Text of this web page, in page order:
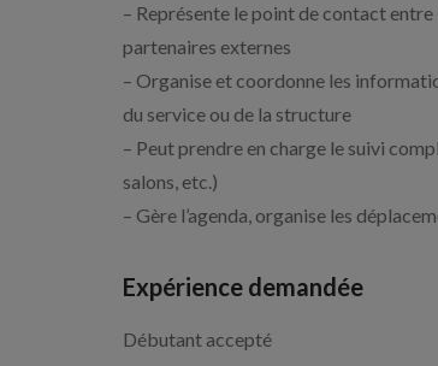
– Représente le point de contact entre
partenaires externes
– Organise et coordonne les
du service ou de la structure
– Peut prendre en charge le suivi
salons, etc.)
– Gère l’agenda, organise les
Expérience demandée
Débutant accepté